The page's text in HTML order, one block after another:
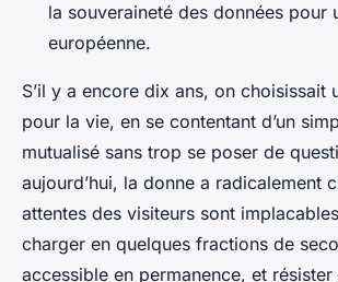
la souveraineté des données pour
européenne.
S’il y a encore dix ans, on choisissait
pour la vie, en se contentant d’un
mutualisé sans trop se poser de
aujourd’hui, la donne a radicalement
attentes des visiteurs sont
charger en quelques fractions de
accessible en permanence, et résister